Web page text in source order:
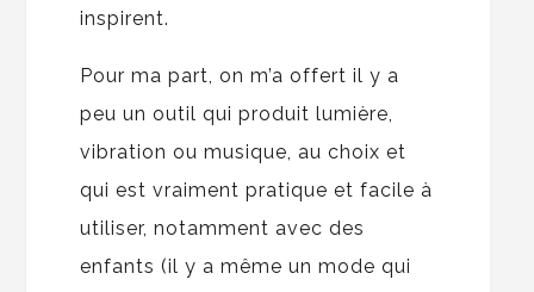
inspirent.
Pour ma part, on m’a offert il y a
peu un outil qui produit lumière,
vibration ou musique, au choix et
qui est vraiment pratique et facile à
utiliser, notamment avec des
enfants (il y a même un mode qui